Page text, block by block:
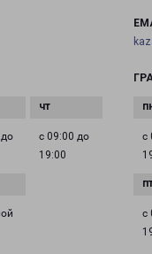
с 09:00 до
19:00
с
с